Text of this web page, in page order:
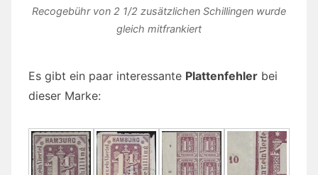
Recogebühr von 2 1/2 zusätzlichen Schillingen wurde
gleich mitfrankiert
Es gibt ein paar interessante Plattenfehler bei
dieser Marke: